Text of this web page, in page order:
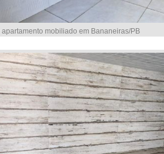
mobiliado em Bananeiras/PB